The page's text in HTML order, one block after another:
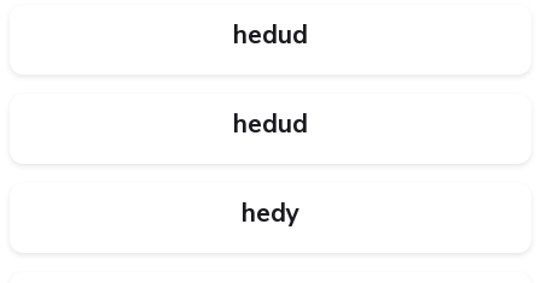
hedud
hedud
hedy